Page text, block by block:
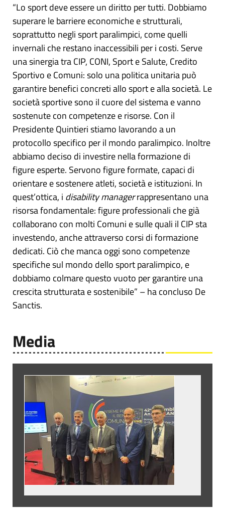
“Lo sport deve essere un diritto per tutti. Dobbiamo
superare le barriere economiche e strutturali,
soprattutto negli sport paralimpici, come quelli
invernali che restano inaccessibili per i costi. Serve
una sinergia tra CIP, CONI, Sport e Salute, Credito
Sportivo e Comuni: solo una politica unitaria può
garantire benefici concreti allo sport e alla società. Le
società sportive sono il cuore del sistema e vanno
sostenute con competenze e risorse. Con il
Presidente Quintieri stiamo lavorando a un
protocollo specifico per il mondo paralimpico. Inoltre
abbiamo deciso di investire nella formazione di
figure esperte. Servono figure formate, capaci di
orientare e sostenere atleti, società e istituzioni. In
quest’ottica, i disability managerrappresentano una
risorsa fondamentale: figure professionali che già
collaborano con molti Comuni e sulle quali il CIP sta
investendo, anche attraverso corsi di formazione
dedicati. Ciò che manca oggi sono competenze
specifiche sul mondo dello sport paralimpico, e
dobbiamo colmare questo vuoto per garantire una
crescita strutturata e sostenibile” – ha concluso De
Sanctis.
Media